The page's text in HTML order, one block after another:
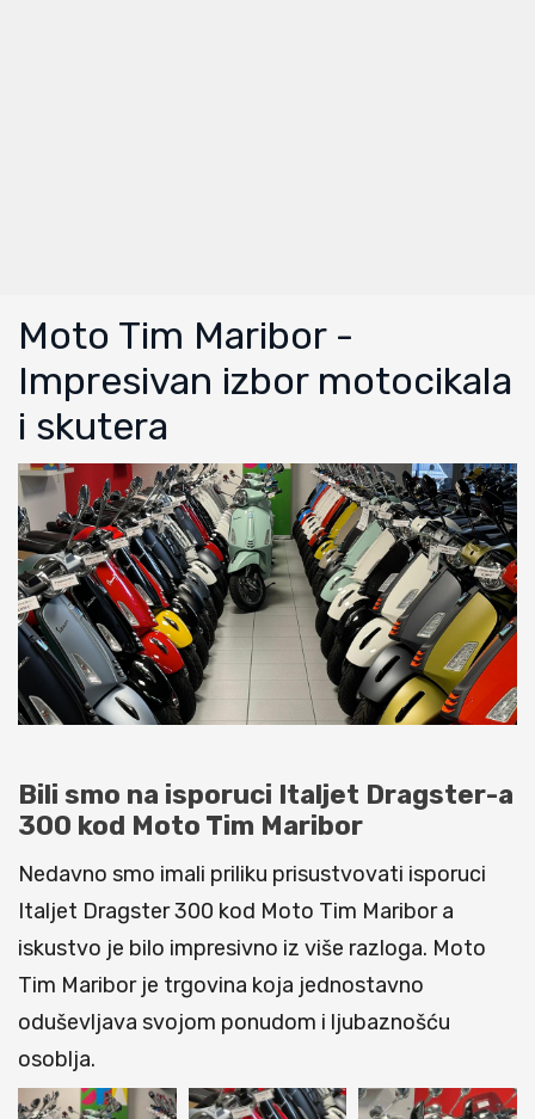
Moto Tim Maribor -
Impresivan izbor motocikala
i skutera
Bili smo na isporuci Italjet Dragster-a
300 kod Moto Tim Maribor
Nedavno smo imali priliku prisustvovati isporuci
Italjet Dragster 300 kod Moto Tim Maribor a
iskustvo je bilo impresivno iz više razloga. Moto
Tim Maribor je trgovina koja jednostavno
oduševljava svojom ponudom i ljubaznošću
osoblja.